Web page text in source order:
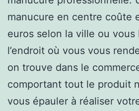
manucure en centre coûte
euros selon la ville ou
l’endroit où vous vous
on trouve dans le
comportant tout le produit
vous épauler à réaliser